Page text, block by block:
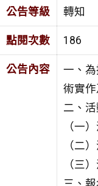
公告等級 轉知
點閱次數 186
公告內容
一、
術實
二、活
（一
（二
（三
三、報